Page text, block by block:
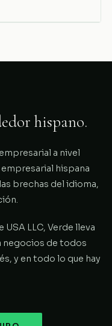
hispano.
a nivel
hispana
brechas del idioma,
LLC, Verde lleva
negocios de todos
y en todo lo que hay